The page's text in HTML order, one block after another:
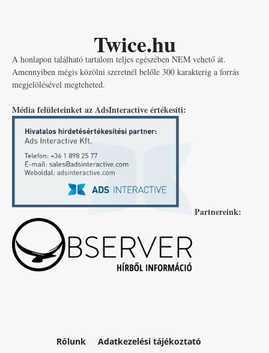
Twice.hu
A honlapon található tartalom teljes egészében NEM vehető át.
Amennyiben mégis közölni szeretnél belőle 300 karakterig a forrás
megjelölésével megteheted.
Média felületeinket az AdsInteractive értékesíti:
Partnereink:
Rólunk Adatkezelési tájékoztató